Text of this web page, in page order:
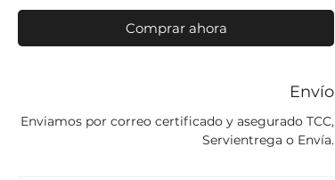
Comprar ahora
Envío
Enviamos por correo certificado y asegurado TCC,
Servientrega o Envía.